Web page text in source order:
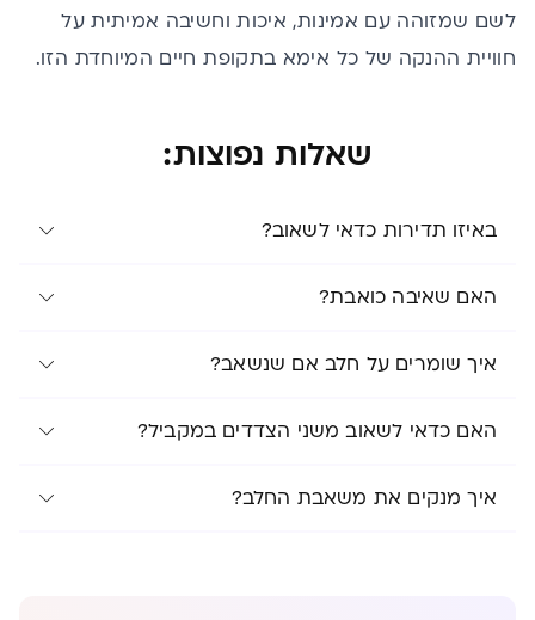
לשם שמזוהה עם אמינות, איכות וחשיבה אמיתית על
חוויית ההנקה של כל אימא בתקופת חיים המיוחדת הזו.
שאלות נפוצות:
באיזו תדירות כדאי לשאוב?
האם שאיבה כואבת?
איך שומרים על חלב אם שנשאב?
האם כדאי לשאוב משני הצדדים במקביל?
איך מנקים את משאבת החלב?